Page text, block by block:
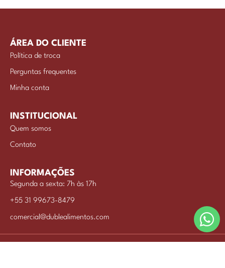
ÁREA DO CLIENTE
Política de troca
Perguntas frequentes
Minha conta
INSTITUCIONAL
Quem somos
Contato
INFORMAÇÕES
Segunda a sexta: 7h às 17h
+55 31 99673-8479
comercial@dublealimentos.com